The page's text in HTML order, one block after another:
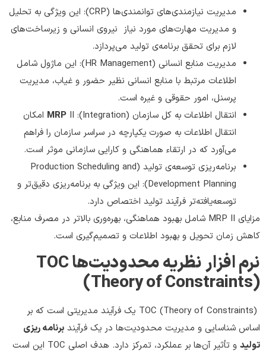
مدیریت نیازمندی‌های توانمندی‌ها (CRP): این ویژگی به تحلیل
و مدیریت مهارت‌های مورد نیاز نیروی انسانی و زیرساخت‌های
لازم برای تحقق برنامه‌ی تولید می‌پردازد.
مدیریت منابع انسانی (HR Management): این ماژول شامل
اطلاعات مرتبط با منابع انسانی نظیر حضور و غیاب، مدیریت
پرسنل، امور حقوقی و غیره است.
انتقال اطلاعات به کل سازمان (Integration):
MRP II امکان
انتقال اطلاعات به صورت یکپارچه در سراسر سازمان را فراهم
می‌آورد که در ارتقاء هماهنگی و کارایی سازمانی موثر است.
برنامه‌ریزی توسعه‌ی تولید (Production Scheduling and
Development Planning): این ویژگی به برنامه‌ریزی دقیق‌تر و
توسعه‌یافته‌تر فرآیند تولید اختصاص دارد.
مزایای MRP II شامل بهبود هماهنگی، بهره‌وری بالاتر در مصرف منابع،
کاهش زمان تحویل و بهبود اطلاعات و تصمیم‌گیری است.
نرم افزار نظریه محدودیت‌ها TOC
(Theory of Constraints)
TOC (Theory of Constraints) یک فرآیند مدیریتی است که بر
اساس شناسایی و مدیریت محدودیت‌ها در یک فرآیند برنامه ریزی
تولید
و تأثیر آن‌ها بر عملکرد، تمرکز دارد. هدف اصلی TOC این است